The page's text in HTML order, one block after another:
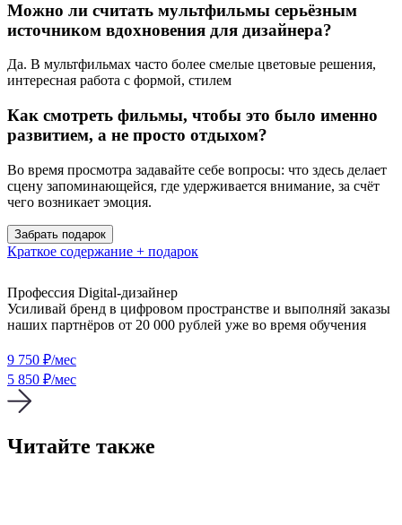
Можно ли считать мультфильмы серьёзным
источником вдохновения для дизайнера?
Да. В мультфильмах часто более смелые цветовые решения,
интересная работа с формой, стилем
Как смотреть фильмы, чтобы это было именно
развитием, а не просто отдыхом?
Во время просмотра задавайте себе вопросы: что здесь делает
сцену запоминающейся, где удерживается внимание, за счёт
чего возникает эмоция.
Забрать подарок
Краткое содержание + подарок
Профессия Digital-дизайнер
Усиливай бренд в цифровом пространстве и выполняй заказы
наших партнёров от 20 000 рублей уже во время обучения
9 750 ₽/мес
5 850 ₽/мес
Читайте также